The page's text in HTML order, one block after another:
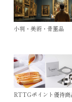
小判・美術・骨董品
RTTGポイント優待商